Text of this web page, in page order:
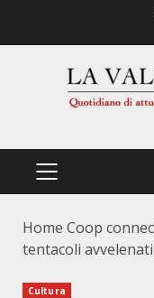
PRIMÄRES
Home Coop
tentacoli
Cultura